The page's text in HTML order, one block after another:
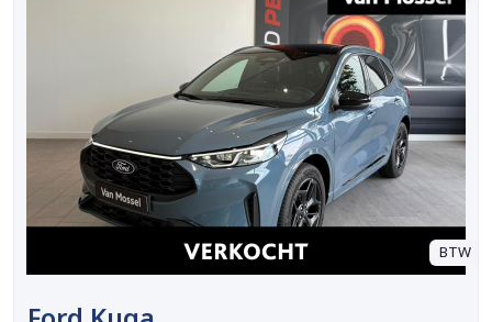
BTW